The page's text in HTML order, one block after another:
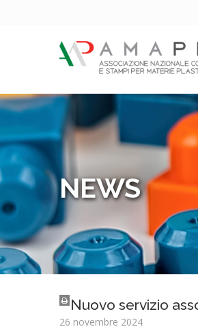
NEWS
Nuovo servizio
26 novembre 2024